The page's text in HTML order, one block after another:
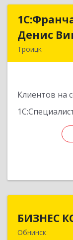
Денис
Троицк
Клиентов на
БИЗНЕС
Обнинск
249032,